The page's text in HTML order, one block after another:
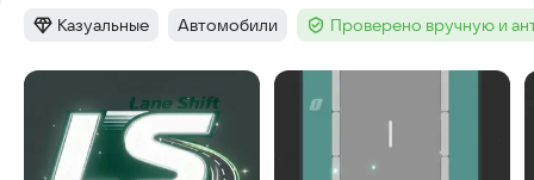
Категория:
Казуальные Тег:
Автомобили Тег :Проверено вручную и
Скриншоты